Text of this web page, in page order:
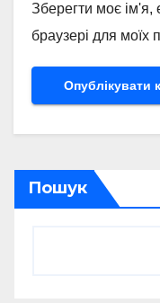
Зберегти моє ім'я,
браузері для моїх
Пошук